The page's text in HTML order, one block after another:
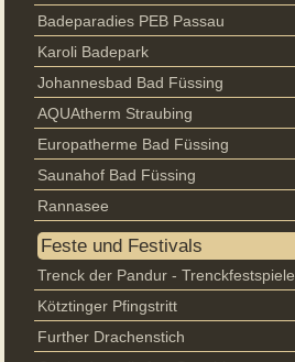
Badeparadies PEB Passau
Karoli Badepark
Johannesbad Bad Füssing
AQUAtherm Straubing
Europatherme Bad Füssing
Saunahof Bad Füssing
Rannasee
Feste und Festivals
Trenck der Pandur - Trenckfestspiele
Kötztinger Pfingstritt
Further Drachenstich